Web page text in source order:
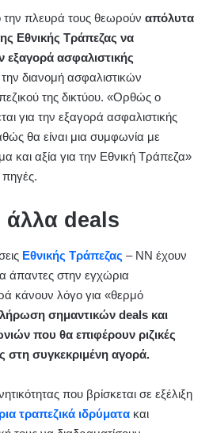
την πλευρά τους θεωρούν απόλυτα
Εθνικής Τράπεζας να
ασφαλιστικής
διανομή ασφαλιστικών
της δικτύου. «Ορθώς ο
για την εξαγορά ασφαλιστικής
θα είναι μια συμφωνία με
και αξία για την Εθνική Τράπεζα»
πηγές.
άλλα deals
Εθνικής Τράπεζας – ΝΝ έχουν
άπαντες στην εγχώρια
κάνουν λόγο για «θερμό
σημαντικών deals και
που θα επιφέρουν ριζικές
στη συγκεκριμένη αγορά.
που βρίσκεται σε εξέλιξη
τραπεζικά ιδρύματα και